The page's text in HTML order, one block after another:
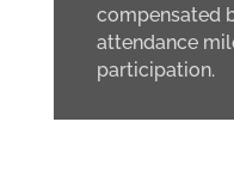
compensated
attendance
participation.